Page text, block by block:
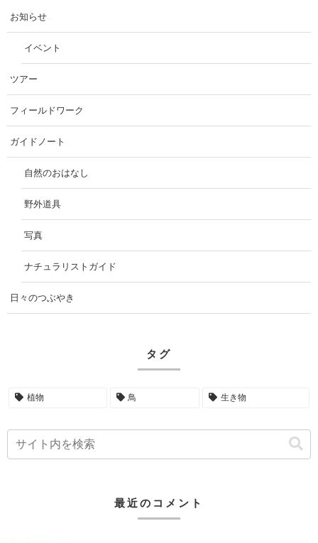
お知らせ
イベント
ツアー
フィールドワーク
ガイドノート
自然のおはなし
野外道具
写真
ナチュラリストガイド
日々のつぶやき
タグ
植物 鳥 生き物
最近のコメント